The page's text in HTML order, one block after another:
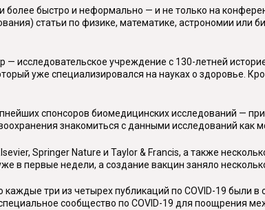
быстро и неформально — и не только на
статьи по физике, математике, астрономии или
исследовательское учреждение с 130-летней
уже специализировался на науках о здоровье.
спонсоров биомедицинских исследований —
знакомиться с данными исследований
Springer Nature и Taylor & Francis, а также
в первые недели, а создание вакцин заняло
три из четырех публикаций по COVID-19 были
сообщество по COVID-19 для поощрения